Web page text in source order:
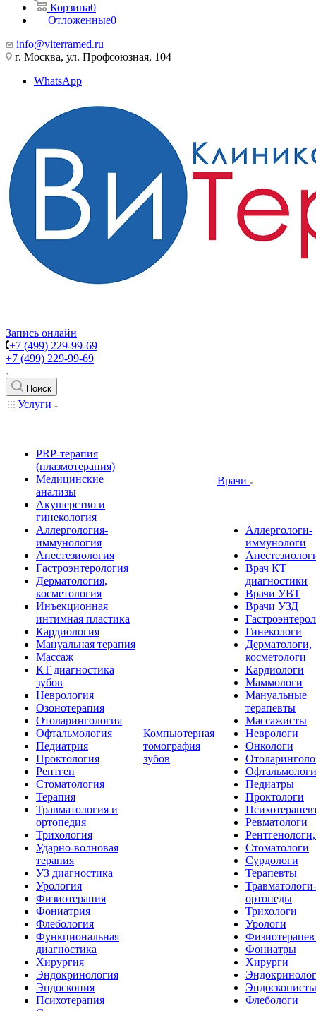
Корзина0
Отложенные0
info@viterramed.ru
г. Москва, ул. Профсоюзная, 104
WhatsApp
Запись онлайн
+7 (499) 229-99-69
+7 (499) 229-99-69
Поиск
Услуги
PRP-терапия
(плазмотерапия)
Медицинские
анализы
Акушерство и
гинекология
Аллергология-
иммунология
Анестезиология
Гастроэнтерология
Дерматология,
косметология
Инъекционная
интимная пластика
Кардиология
Мануальная терапия
Массаж
КТ диагностика
зубов
Неврология
Озонотерапия
Отоларингология
Офтальмология
Педиатрия
Проктология
Рентген
Стоматология
Терапия
Травматология и
ортопедия
Трихология
Ударно-волновая
терапия
УЗ диагностика
Урология
Физиотерапия
Фониатрия
Флебология
Функциональная
диагностика
Хирургия
Эндокринология
Эндоскопия
Психотерапия
Компьютерная
томография
зубов
Врачи
Аллергологи-
иммунологи
Врач КТ
диагностики
Врачи УВТ
Врачи УЗД
Гинекологи
Дерматологи,
косметологи
Кардиологи
Маммологи
Мануальные
терапевты
Массажисты
Неврологи
Онкологи
Офтальмологи
Педиатры
Проктологи
Ревматологи
Стоматологи
Сурдологи
Терапевты
Травматологи-
ортопеды
Трихологи
Урологи
Фониатры
Хирурги
Эндоскописты
Флебологи